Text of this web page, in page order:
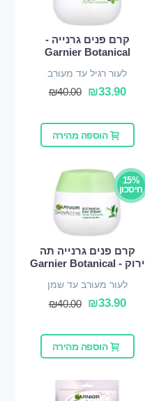
קרם פנים גרנייה -
Garnier Botanical
לעור רגיל עד מעורב
₪33.90
₪40.00
הוספה מהירה
15%
חיסכון
קרם פנים גרנייה תה
ירוק - Garnier Botanical
לעור מעורב עד שמן
₪33.90
₪40.00
הוספה מהירה